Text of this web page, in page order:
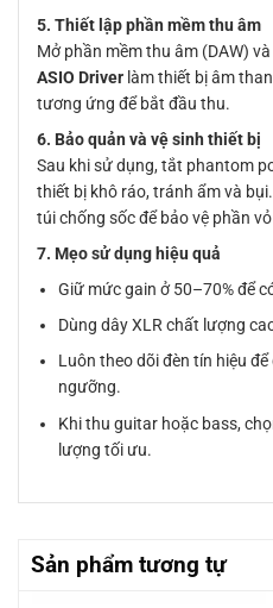
5. Thiết lập phần mềm thu âm
Mở phần mềm thu âm (DAW)
ASIO Driver làm thiết bị âm
tương ứng để bắt đầu thu.
6. Bảo quản và vệ sinh thiết bị
Sau khi sử dụng, tắt phantom
thiết bị khô ráo, tránh ẩm và
túi chống sốc để bảo vệ phần
7. Mẹo sử dụng hiệu quả
Giữ mức gain ở 50–70% để
Dùng dây XLR chất lượng
Luôn theo dõi đèn tín hiệu
ngưỡng.
Khi thu guitar hoặc bass,
lượng tối ưu.
Sản phẩm tương tự